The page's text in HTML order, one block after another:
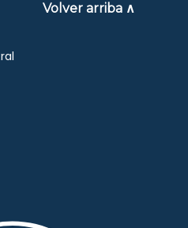
Volver arriba ∧